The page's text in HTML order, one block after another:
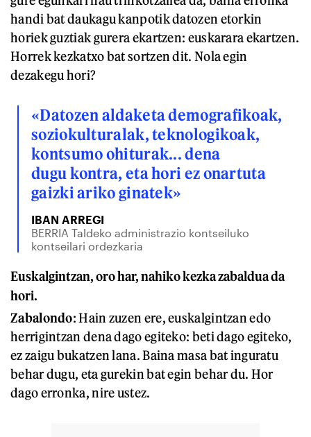
handi bat daukagu kanpotik datozen etorkin
horiek guztiak gurera ekartzen: euskarara ekartzen.
Horrek kezkatxo bat sortzen dit. Nola egin
dezakegu hori?
«Datozen aldaketa demografikoak,
soziokulturalak, teknologikoak,
kontsumo ohiturak... dena
dugu kontra, eta hori ez onartuta
gaizki ariko ginatek»
IBAN ARREGI
BERRIA Taldeko administrazio kontseiluko
kontseilari ordezkaria
Euskalgintzan, oro har, nahiko kezka zabaldua da
hori.
Zabalondo: Hain zuzen ere, euskalgintzan edo
herrigintzan dena dago egiteko: beti dago egiteko,
ez zaigu bukatzen lana. Baina masa bat inguratu
behar dugu, eta gurekin bat egin behar du. Hor
dago erronka, nire ustez.